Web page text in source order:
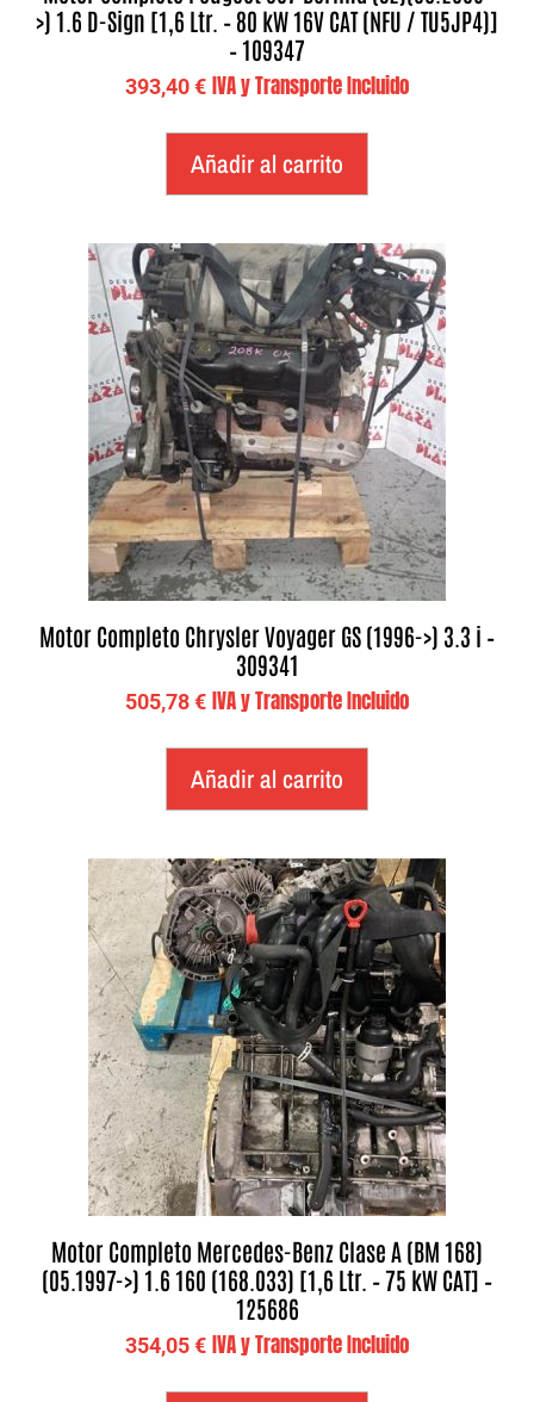
>) 1.6 D-Sign [1,6 Ltr. – 80 kW 16V CAT (NFU / TU5JP4)]
– 109347
393,40€ IVA y Transporte Incluido
Añadir al carrito
Motor Completo Chrysler Voyager GS (1996->) 3.3 i –
309341
505,78€ IVA y Transporte Incluido
Añadir al carrito
Motor Completo Mercedes-Benz Clase A (BM 168)
(05.1997->) 1.6 160 (168.033) [1,6 Ltr. – 75 kW CAT] –
125686
354,05€ IVA y Transporte Incluido